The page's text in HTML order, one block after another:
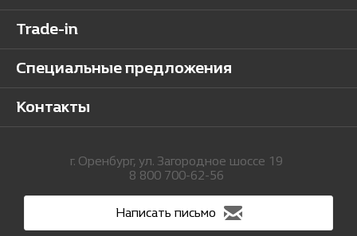
Trade-in
Специальные предложения
Контакты
г. Оренбург, ул. Загородное шоссе 19
8 800 700-62-56
Написать письмо